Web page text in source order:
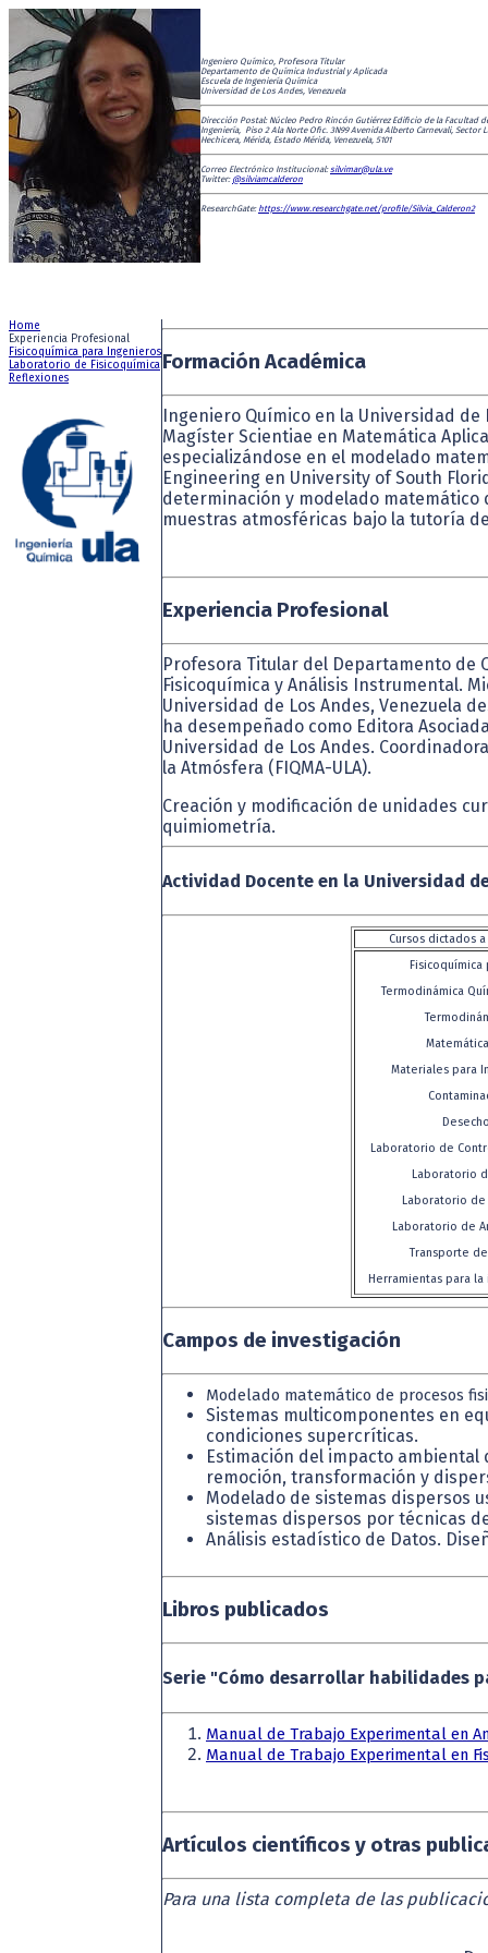
Ingeniero Químico, Profesora Titular
Departamento de Química Industrial y Aplicada
Escuela de Ingeniería Química
Universidad de Los Andes, Venezuela
Dirección Postal: Núcleo Pedro Rincón Gutiérrez Edificio de la Facultad
Ingeniería, Piso 2 Ala Norte Ofic. 3N99 Avenida Alberto Carnevali, Sector
Hechicera, Mérida, Estado Mérida, Venezuela, 5101
Correo Electrónico Institucional:silvimar@ula.ve
Twitter: @silviamcalderon
ResearchGate:https://www.researchgate.net/profile/Silvia_Calderon2
Home
Experiencia Profesional
Fisicoquímica para Ingenieros
Laboratorio de Fisicoquímica
Reflexiones
Formación Académica
Ingeniero Químico en la Universidad de
Magíster Scientiae en Matemática
especializándose en el modelado
Engineering en University of South
determinación y modelado
muestras atmosféricas bajo la tutoría
Experiencia Profesional
Profesora Titular del Departamento de
Fisicoquímica y Análisis Instrumental.
Universidad de Los Andes, Venezuela
ha desempeñado como Editora
Universidad de Los Andes.
la Atmósfera (FIQMA-ULA).
Creación y modificación de unidades
quimiometría.
Actividad Docente en la Universidad
Cursos dictados
Fisicoquímica
Termodinámica
Materiales para
Laboratorio de
Laboratorio
Laboratorio de
Laboratorio de
Transporte
Herramientas para
Campos de investigación
Modelado matemático de procesos
Sistemas multicomponentes en
condiciones supercríticas.
Estimación del impacto
remoción, transformación y
Modelado de sistemas dispersos
sistemas dispersos por técnicas
Análisis estadístico de Datos.
Libros publicados
Serie "Cómo desarrollar habilidades
Manual de Trabajo Experimental en
Manual de Trabajo Experimental en
Artículos científicos y otras
Para una lista completa de las